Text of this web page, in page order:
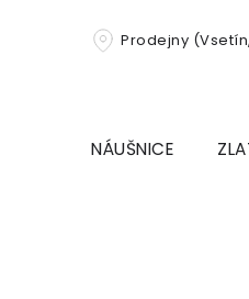
Prodejny
NÁUŠNICE